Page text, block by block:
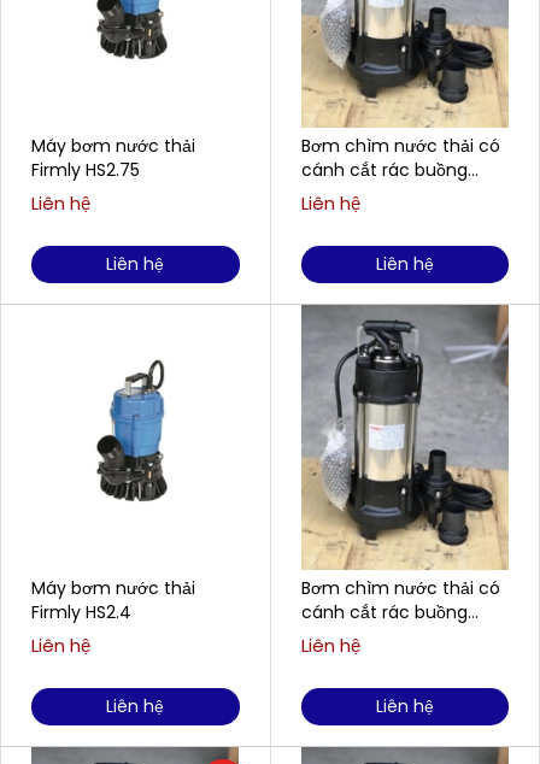
Máy bơm nước thải
Firmly HS2.75
Liên hệ
Liên hệ
Máy bơm nước thải
Firmly HS2.4
Liên hệ
Liên hệ
Bơm chìm nước thải có
cánh cắt rác buồng
gang, cánh gang FIRMLY
H1100CT
Liên hệ
Liên hệ
Bơm chìm nước thải có
cánh cắt rác buồng
gang, cánh gang FIRMLY
H750CT
Liên hệ
Liên hệ